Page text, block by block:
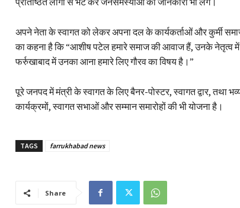
अपने नेता के स्वागत को लेकर अपना दल के कार्यकर्ताओं और कुर्मी
का कहना है कि “आशीष पटेल हमारे समाज की आवाज हैं, उनके नेतृत्व में
फर्रुखाबाद में उनका आना हमारे लिए गौरव का विषय है।”
पूरे जनपद में मंत्री के स्वागत के लिए बैनर-पोस्टर, स्वागत द्वार, तथा
कार्यक्रमों, स्वागत सभाओं और सम्मान समारोहों की भी योजना है।
TAGS farrukhabad news
Share